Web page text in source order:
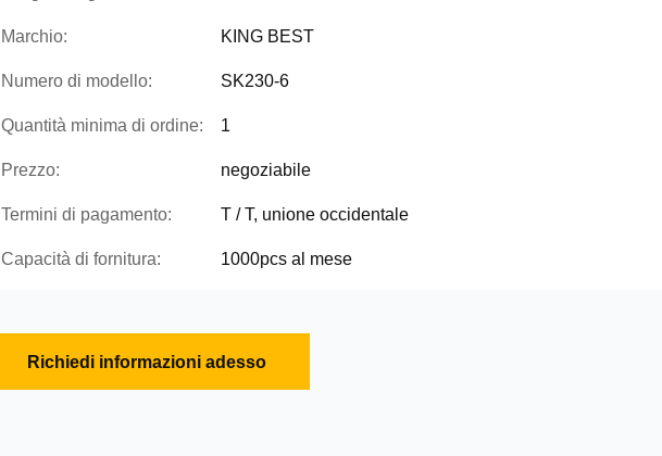
Marchio: KING BEST
Numero di modello: SK230-6
Quantità minima di ordine: 1
Prezzo: negoziabile
Termini di pagamento: T / T, unione occidentale
Capacità di fornitura: 1000pcs al mese
Richiedi informazioni adesso